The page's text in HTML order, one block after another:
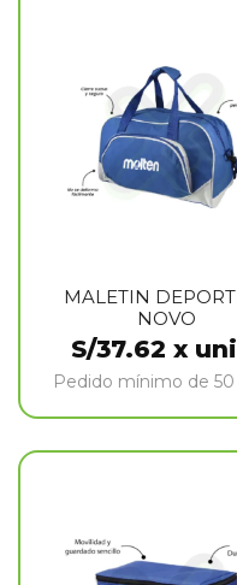
MALETIN
NOVO
S/37.62 x
Pedido mínimo de 50